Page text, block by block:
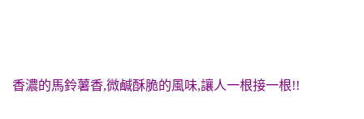
香濃的馬鈴薯香,微鹹酥脆的風味,讓人一根接一根!!